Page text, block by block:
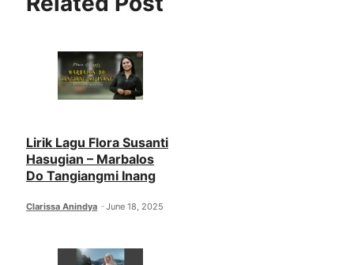
Lirik Lagu Flora Susanti
Hasugian – Marbalos
Do Tangiangmi Inang
Clarissa Anindya June 18, 2025